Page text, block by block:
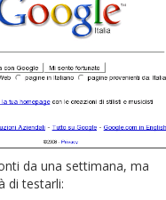
da una settimana, ma
di testarli: